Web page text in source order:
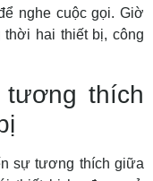
nghe cuộc gọi. Giờ
hai thiết bị, công
thích
sự tương thích giữa